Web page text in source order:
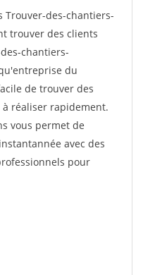
Trouver-des-chantiers-
trouver des clients
chantiers-
du
de trouver des
réaliser rapidement.
vous permet de
avec des
pour